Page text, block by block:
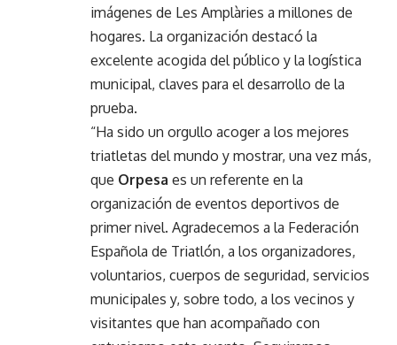
imágenes de Les Amplàries a millones de
hogares. La organización destacó la
excelente acogida del público y la logística
municipal, claves para el desarrollo de la
prueba.
“Ha sido un orgullo acoger a los mejores
triatletas del mundo y mostrar, una vez más,
que Orpesa es un referente en la
organización de eventos deportivos de
primer nivel. Agradecemos a la Federación
Española de Triatlón, a los organizadores,
voluntarios, cuerpos de seguridad, servicios
municipales y, sobre todo, a los vecinos y
visitantes que han acompañado con